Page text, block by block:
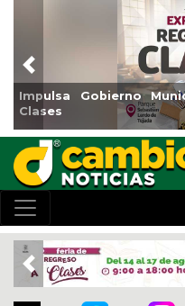
Impulsa Gobierno
Clases
Previous
Previous